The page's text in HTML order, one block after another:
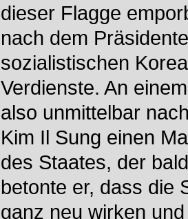
dieser Flagge
nach dem
sozialistischen
Verdienste. An
also unmittelbar
Kim Il Sung einen
des Staates, der
betonte er, dass die
ganz neu wirken